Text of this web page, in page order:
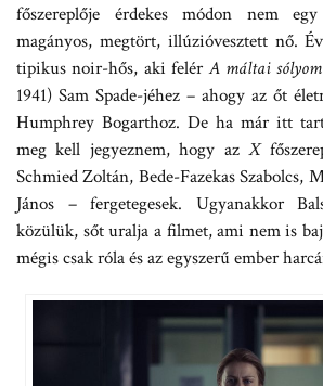
főszereplője érdekes módon nem
magányos, megtört, illúzióvesztett nő.
tipikus noir-hős, aki felérA máltai sólyom
1941) Sam Spade-jéhez – ahogy az őt
Humphrey Bogarthoz. De ha már itt
meg kell jegyeznem, hogy azX
Schmied Zoltán, Bede-Fazekas Szabolcs,
János – fergetegesek. Ugyanakkor
közülük, sőt uralja a filmet, ami nem is
mégis csak róla és az egyszerű ember